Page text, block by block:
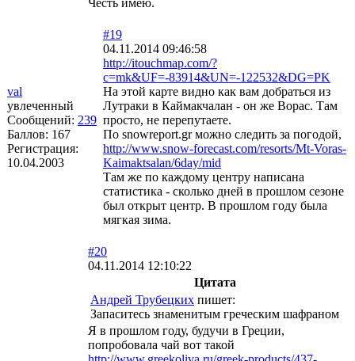
val
увлеченный
Сообщений: 239
Баллов: 167
Регистрация:
10.04.2003
#19
04.11.2014 09:46:58
http://itouchmap.com/?
c=mk&UF=-83914&UN=-122532&DG=PK
На этой карте видно как вам добраться из
Лутраки в Каймакчалан - он же Ворас. Там
просто, не перепутаете.
По snowreport.gr можно следить за погодой,
http://www.snow-forecast.com/resorts/Mt-Voras-
Kaimaktsalan/6day/mid
Там же по каждому центру написана
статистика - сколько дней в прошлом сезоне
был открыт центр. В прошлом году была
мягкая зима.
#20
04.11.2014 12:10:22
Цитата
Андрей Трубецких пишет:
Запаситесь знаменитым греческим шафраном
Я в прошлом году, будучи в Греции,
попробовала чай вот такой